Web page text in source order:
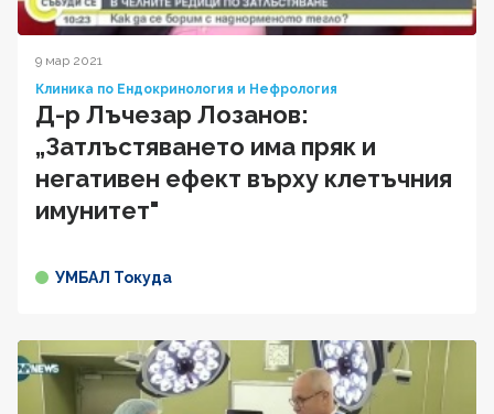
9 мар 2021
Клиника по Ендокринология и Нефрология
Д-р Лъчезар Лозанов:
„Затлъстяването има пряк и
негативен ефект върху клетъчния
имунитет"
УМБАЛ Токуда